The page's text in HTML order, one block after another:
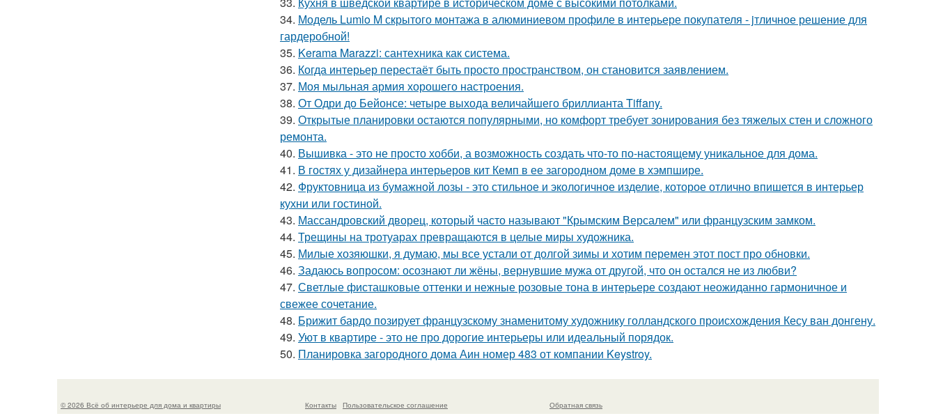
34. Модель Lumio M скрытого монтажа в алюминиевом профиле в интерьере покупателя - jтличное решение для
гардеробной!
35. Kerama Marazzi: сантехника как система.
36. Когда интерьер перестаёт быть просто пространством, он становится заявлением.
37. Моя мыльная армия хорошего настроения.
38. От Одри до Бейонсе: четыре выхода величайшего бриллианта Tiffany.
39. Открытые планировки остаются популярными, но комфорт требует зонирования без тяжелых стен и сложного
ремонта.
40. Вышивка - это не просто хобби, а возможность создать что-то по-настоящему уникальное для дома.
41. В гостях у дизайнера интерьеров кит Кемп в ее загородном доме в хэмпшире.
42. Фруктовница из бумажной лозы - это стильное и экологичное изделие, которое отлично впишется в интерьер
кухни или гостиной.
43. Массандровский дворец, который часто называют "Крымским Версалем" или французским замком.
44. Трещины на тротуарах превращаются в целые миры художника.
45. Милые хозяюшки, я думаю, мы все устали от долгой зимы и хотим перемен этот пост про обновки.
46. Задаюсь вопросом: осознают ли жёны, вернувшие мужа от другой, что он остался не из любви?
47. Светлые фисташковые оттенки и нежные розовые тона в интерьере создают неожиданно гармоничное и
свежее сочетание.
48. Брижит бардо позирует французскому знаменитому художнику голландского происхождения Кесу ван донгену.
49. Уют в квартире - это не про дорогие интерьеры или идеальный порядок.
50. Планировка загородного дома Аин номер 483 от компании Keystroy.
© 2026 Всё об интерьере для дома и квартиры Контакты Пользовательское соглашение Обратная связь